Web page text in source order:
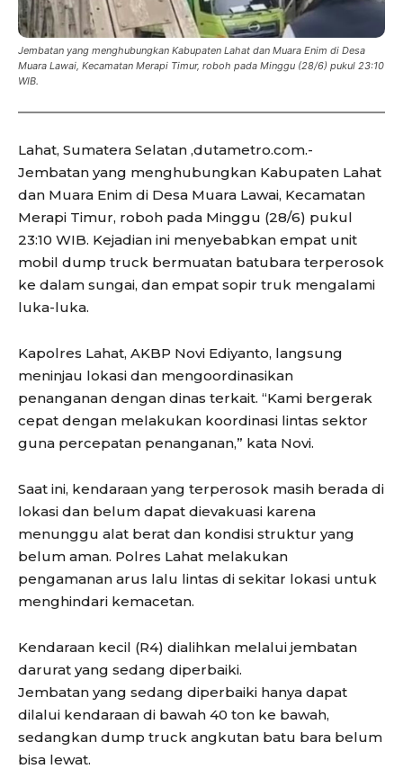
Jembatan yang menghubungkan Kabupaten Lahat dan Muara Enim di Desa
Muara Lawai, Kecamatan Merapi Timur, roboh pada Minggu (28/6) pukul 23:10
WIB.
Lahat, Sumatera Selatan ,dutametro.com.-
Jembatan yang menghubungkan Kabupaten Lahat
dan Muara Enim di Desa Muara Lawai, Kecamatan
Merapi Timur, roboh pada Minggu (28/6) pukul
23:10 WIB. Kejadian ini menyebabkan empat unit
mobil dump truck bermuatan batubara terperosok
ke dalam sungai, dan empat sopir truk mengalami
luka-luka.
Kapolres Lahat, AKBP Novi Ediyanto, langsung
meninjau lokasi dan mengoordinasikan
penanganan dengan dinas terkait. “Kami bergerak
cepat dengan melakukan koordinasi lintas sektor
guna percepatan penanganan,” kata Novi.
Saat ini, kendaraan yang terperosok masih berada di
lokasi dan belum dapat dievakuasi karena
menunggu alat berat dan kondisi struktur yang
belum aman. Polres Lahat melakukan
pengamanan arus lalu lintas di sekitar lokasi untuk
menghindari kemacetan.
Kendaraan kecil (R4) dialihkan melalui jembatan
darurat yang sedang diperbaiki.
Jembatan yang sedang diperbaiki hanya dapat
dilalui kendaraan di bawah 40 ton ke bawah,
sedangkan dump truck angkutan batu bara belum
bisa lewat.